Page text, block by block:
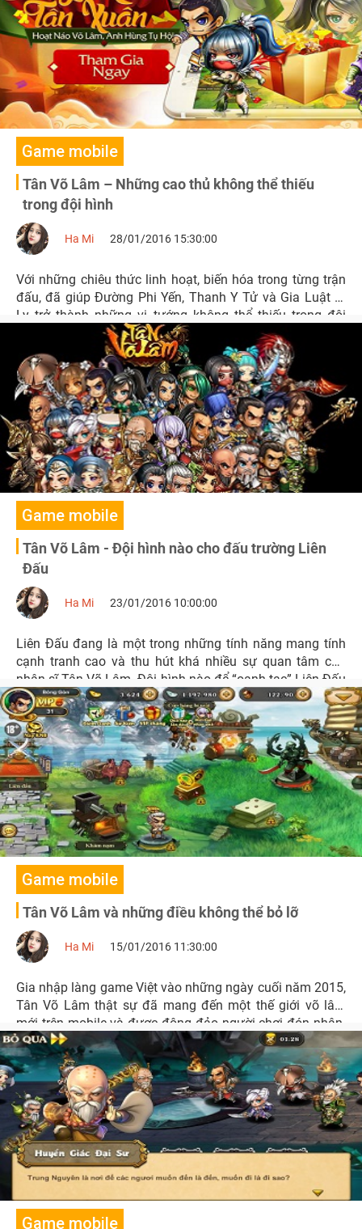
Game mobile
Tân Võ Lâm – Những cao thủ không thể thiếu
trong đội hình
Ha Mi 28/01/2016 15:30:00
Với những chiêu thức linh hoạt, biến hóa trong từng trận
đấu, đã giúp Đường Phi Yến, Thanh Y Tử và Gia Luật Tị
Ly trở thành những vị tướng không thể thiếu trong đội
hình Tân Võ Lâm ở thời điểm hiện tại.
Game mobile
Tân Võ Lâm - Đội hình nào cho đấu trường Liên
Đấu
Ha Mi 23/01/2016 10:00:00
Liên Đấu đang là một trong những tính năng mang tính
cạnh tranh cao và thu hút khá nhiều sự quan tâm của
nhân sĩ Tân Võ Lâm. Đội hình nào để “oanh tạc” Liên Đấu
cũng là một trong những đề tài nóng nhất trong cộng
đồng thời gian qua.
Game mobile
Tân Võ Lâm và những điều không thể bỏ lỡ
Ha Mi 15/01/2016 11:30:00
Gia nhập làng game Việt vào những ngày cuối năm 2015,
Tân Võ Lâm thật sự đã mang đến một thế giới võ lâm
mới trên mobile và được đông đảo người chơi đón nhận.
Vậy điều gì đã giúp Tân Võ Lâm được lòng game thủ đến
thế?
Game mobile